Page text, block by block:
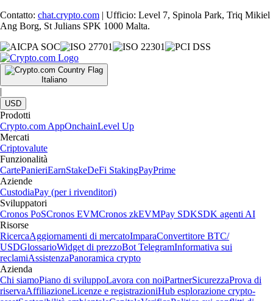
Contatto: chat.crypto.com | Ufficio: Level 7, Spinola Park, Triq Mikiel
Ang Borg, St Julians SPK 1000 Malta.
Italiano
|
USD
Prodotti
Crypto.com AppOnchainLevel Up
Mercati
Criptovalute
Funzionalità
CartePanieriEarnStakeDeFi StakingPayPrime
Aziende
CustodiaPay (per i rivenditori)
Sviluppatori
Cronos PoSCronos EVMCronos zkEVMPay SDKSDK agenti AI
Risorse
RicercaAggiornamenti di mercatoImparaConvertitore BTC/
USDGlossarioWidget di prezzoBot TelegramInformativa sui
reclamiAssistenzaPanoramica crypto
Azienda
Chi siamoPiano di sviluppoLavora con noiPartnerSicurezzaProva di
riservaAffiliazioneLicenze e registrazioniHub esplorazione crypto-